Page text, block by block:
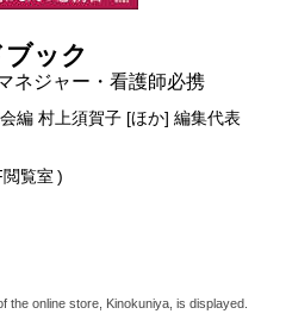
ック
ネジャー・看護師必携
編 村上須賀子 [ほか] 編集代表
覧室
the online store, Kinokuniya, is displayed.